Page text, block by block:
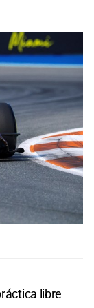
libre